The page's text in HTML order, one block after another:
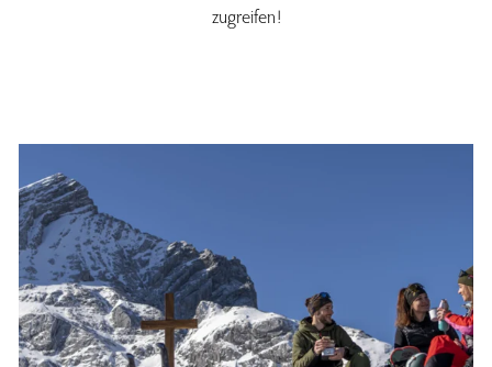
zugreifen!